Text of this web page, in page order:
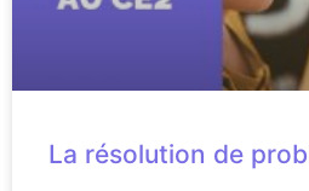
La résolution de